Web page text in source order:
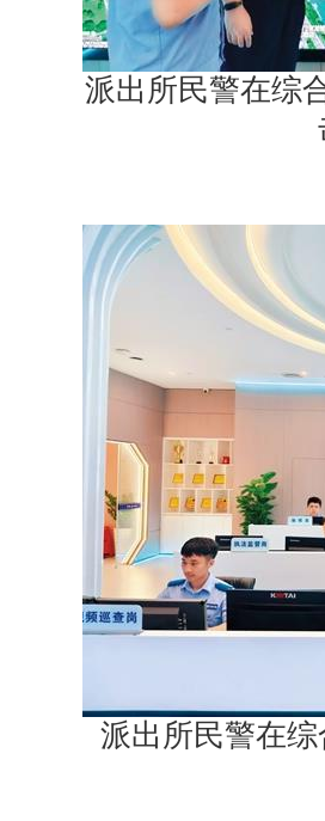
派出所民警在综合
派出所民警在综